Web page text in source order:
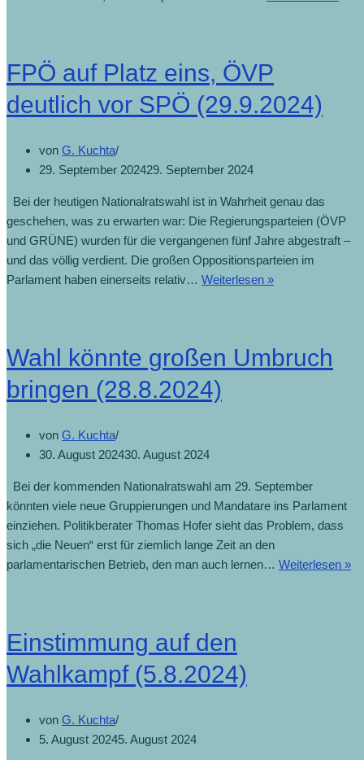
FPÖ auf Platz eins, ÖVP
deutlich vor SPÖ (29.9.2024)
von G. Kuchta
29. September 202429. September 2024
Bei der heutigen Nationalratswahl ist in Wahrheit genau das
geschehen, was zu erwarten war: Die Regierungsparteien (ÖVP
und GRÜNE) wurden für die vergangenen fünf Jahre abgestraft –
und das völlig verdient. Die großen Oppositionsparteien im
Parlament haben einerseits relativ… Weiterlesen »
ÖVP
Wahl könnte großen Umbruch
bringen (28.8.2024)
von G. Kuchta
30. August 202430. August 2024
Bei der kommenden Nationalratswahl am 29. September
könnten viele neue Gruppierungen und Mandatare ins Parlament
einziehen. Politikberater Thomas Hofer sieht das Problem, dass
sich „die Neuen“ erst für ziemlich lange Zeit an den
parlamentarischen Betrieb, den man auch lernen… Weiterlesen »
Einstimmung auf den
Wahlkampf (5.8.2024)
von G. Kuchta
5. August 20245. August 2024